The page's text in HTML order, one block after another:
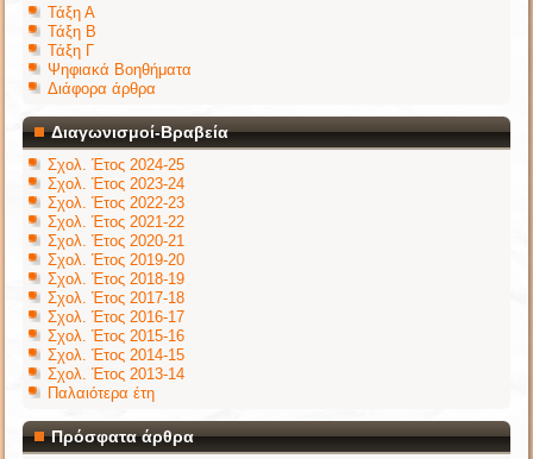
Τάξη Α
Τάξη Β
Τάξη Γ
Ψηφιακά Βοηθήματα
Διάφορα άρθρα
Διαγωνισμοί-Βραβεία
Σχολ. Έτος 2024-25
Σχολ. Έτος 2023-24
Σχολ. Έτος 2022-23
Σχολ. Έτος 2021-22
Σχολ. Έτος 2020-21
Σχολ. Έτος 2019-20
Σχολ. Έτος 2018-19
Σχολ. Έτος 2017-18
Σχολ. Έτος 2016-17
Σχολ. Έτος 2015-16
Σχολ. Έτος 2014-15
Σχολ. Έτος 2013-14
Παλαιότερα έτη
Πρόσφατα άρθρα